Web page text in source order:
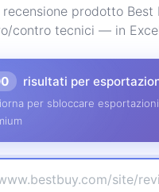
recensione prodotto
contro tecnici — in
risultati per
per sbloccare